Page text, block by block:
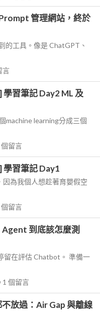
管理網站，終於
的工具。像是 ChatGPT、
言
習筆記 Day2 ML 及
machine learning分成三個
個留言
習筆記 Day1
為我個人想趁著育嬰假空
個留言
到底該怎麼測
留在評估 Chatbot。 準備一
1 個留言
放過：Air Gap 與離線